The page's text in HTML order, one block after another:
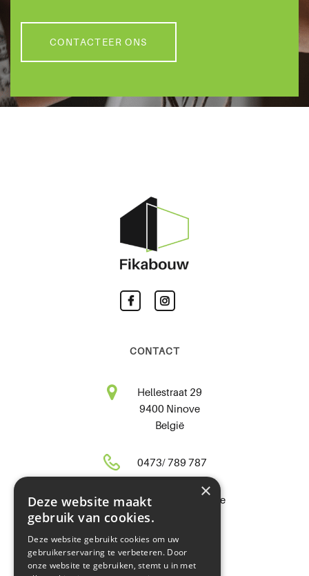
CONTACTEER ONS
CONTACT
Hellestraat 29
9400 Ninove
België
0473/ 789 787
karel@fikabouw.be
BTW : BE0828854706
×
Deze website maakt
gebruik van cookies.
Deze website gebruikt cookies om uw
gebruikerservaring te verbeteren. Door
onze website te gebruiken, stemt u in met